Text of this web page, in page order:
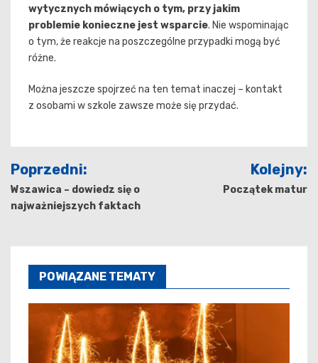
wytycznych mówiących o tym, przy jakim
problemie konieczne jest wsparcie. Nie wspominając
o tym, że reakcje na poszczególne przypadki mogą być
różne.
Można jeszcze spojrzeć na ten temat inaczej – kontakt
z osobami w szkole zawsze może się przydać.
Nawigacja
wpisu
Poprzedni:
Wszawica – dowiedz się o
najważniejszych faktach
Kolejny:
Początek matur
POWIĄZANE TEMATY